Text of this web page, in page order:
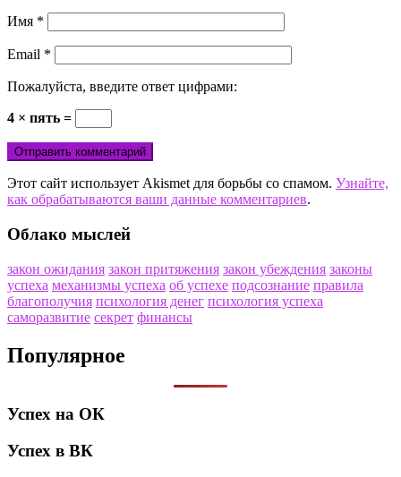
Имя *
Email *
Пожалуйста, введите ответ цифрами:
4 × пять =
Этот сайт использует Akismet для борьбы со спамом. Узнайте,
как обрабатываются ваши данные комментариев.
Облако мыслей
закон ожидания закон притяжения закон убеждения законы
успеха механизмы успеха об успехе подсознание правила
благополучия психология денег психология успеха
саморазвитие секрет финансы
Популярное
Успех на ОК
Успех в ВК